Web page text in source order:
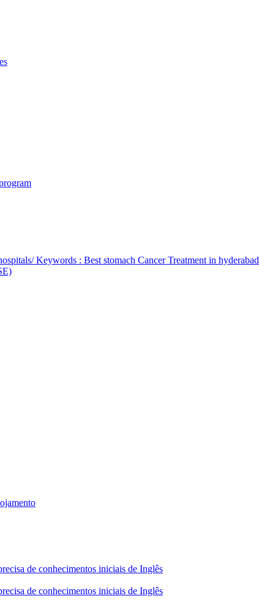
Keywords : Best stomach Cancer Treatment in hyderabad
de conhecimentos iniciais de Inglês
de conhecimentos iniciais de Inglês